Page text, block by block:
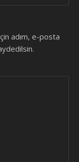
adım, e-posta